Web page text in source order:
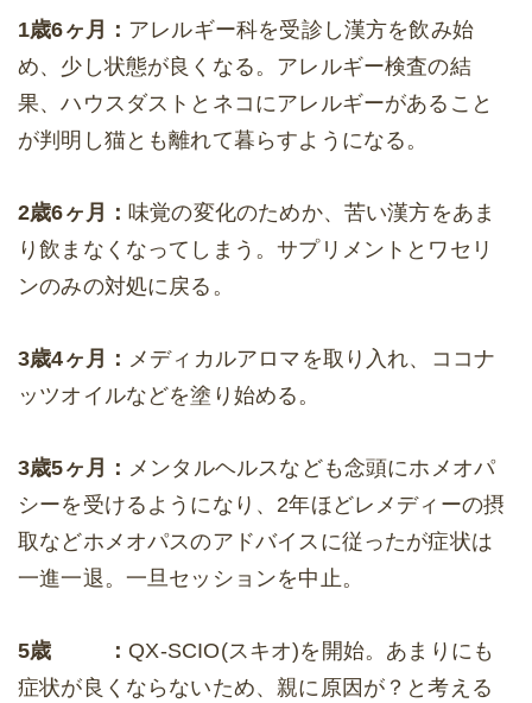
1歳6ヶ月： アレルギー科を受診し漢方を飲み始
め、少し状態が良くなる。アレルギー検査の結
果、ハウスダストとネコにアレルギーがあること
が判明し猫とも離れて暮らすようになる。
2歳6ヶ月：味覚の変化のためか、苦い漢方をあま
り飲まなくなってしまう。サプリメントとワセリ
ンのみの対処に戻る。
3歳4ヶ月： メディカルアロマを取り入れ、ココナ
ッツオイルなどを塗り始める。
3歳5ヶ月： メンタルヘルスなども念頭にホメオパ
シーを受けるようになり、2年ほどレメディーの摂
取などホメオパスのアドバイスに従ったが症状は
一進一退。一旦セッションを中止。
5歳 ： QX-SCIO(スキオ)を開始。あまりにも
症状が良くならないため、親に原因が？と考える